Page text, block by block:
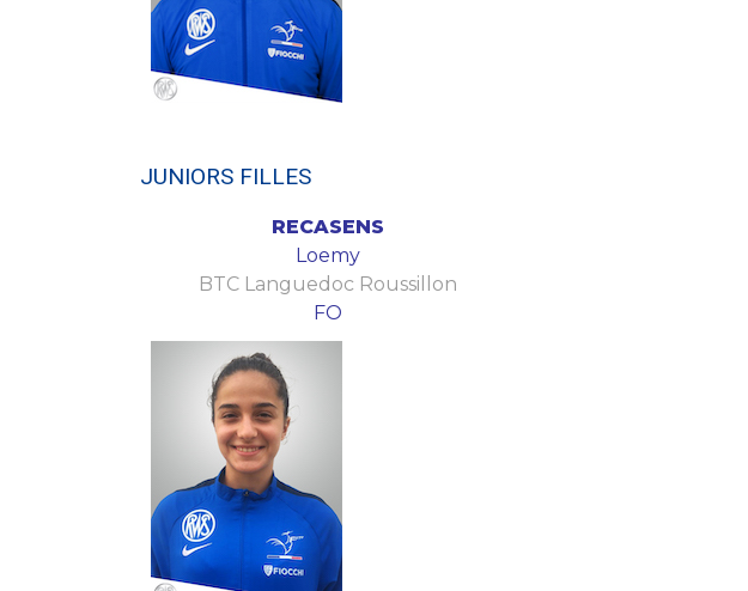
JUNIORS FILLES
RECASENS
Loemy
BTC Languedoc Roussillon
FO